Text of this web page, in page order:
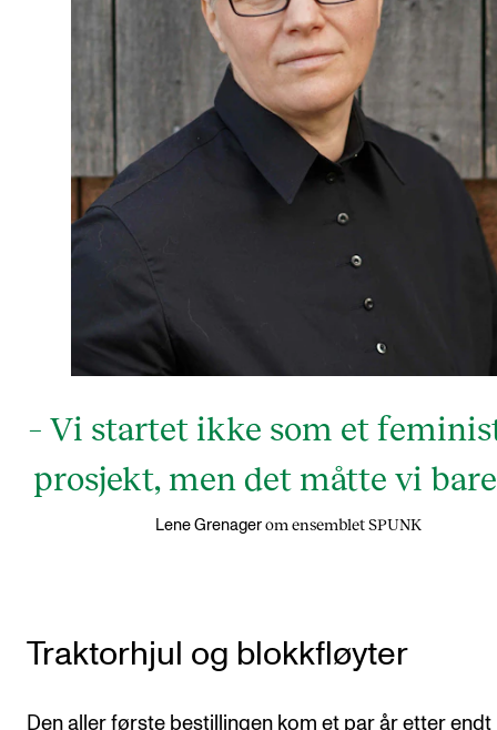
– Vi startet ikke som et
prosjekt, men det måtte vi
Lene Grenager om ensemblet SPUNK
Traktorhjul og blokkfløyter
Den aller første bestillingen kom et par år etter endt